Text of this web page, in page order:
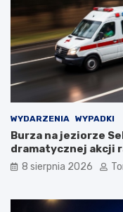
WYDARZENIA WYPADKI
Burza na jeziorze
dramatycznej akcji
8 sierpnia 2026